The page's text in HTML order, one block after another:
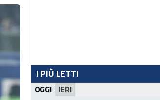
I PIÙ LETTI
OGGI IERI